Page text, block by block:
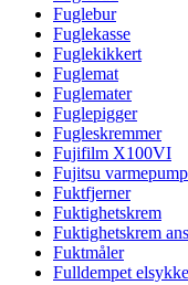
Fuglebur
Fuglekasse
Fuglekikkert
Fuglemat
Fuglemater
Fuglepigger
Fugleskremmer
Fujifilm X100VI
Fujitsu
Fuktfjerner
Fuktighetskrem
Fuktighetskrem
Fuktmåler
Fulldempet